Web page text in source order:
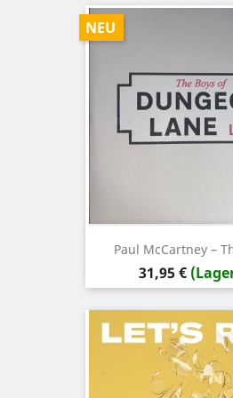
Paul McCartney –
Preis
31,95 €
NEU